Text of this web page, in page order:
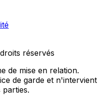
réservés
de mise en relation.
de garde et n'intervient
parties.